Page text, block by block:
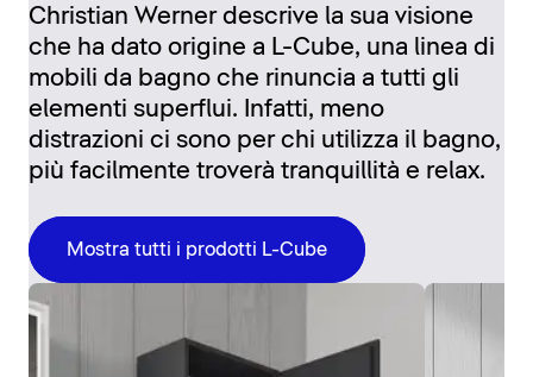
Christian Werner descrive la sua visione
che ha dato origine a L-Cube, una linea di
mobili da bagno che rinuncia a tutti gli
elementi superflui. Infatti, meno
distrazioni ci sono per chi utilizza il bagno,
più facilmente troverà tranquillità e relax.
Mostra tutti i prodotti L-Cube